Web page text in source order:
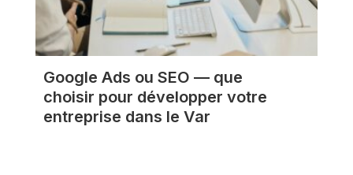
Google Ads ou SEO — que
choisir pour développer votre
entreprise dans le Var